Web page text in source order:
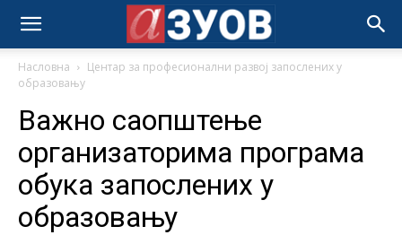
Насловна
Центар за професионални развој запослених у
образовању
Важно саопштење
организаторима програма
обука запослених у
образовању